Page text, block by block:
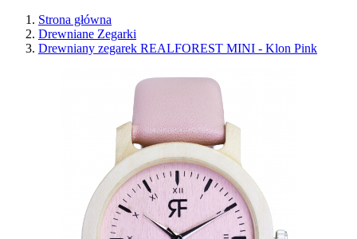
Strona główna
Drewniane Zegarki
Drewniany zegarek REALFOREST MINI - Klon Pink